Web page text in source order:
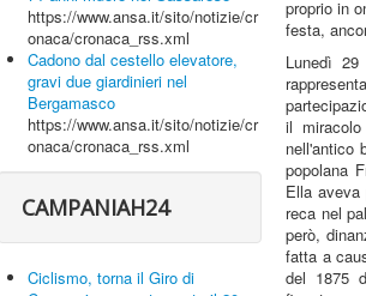
https://www.ansa.it/sito/notizie/cr
onaca/cronaca_rss.xml
Cadono dal cestello elevatore,
gravi due giardinieri nel
Bergamasco
https://www.ansa.it/sito/notizie/cr
onaca/cronaca_rss.xml
CAMPANIAH24
Ciclismo, torna il Giro di
proprio in
festa,
Lunedì
il
nell'antico
popolana
Ella aveva
reca nel
però,
fatta a
del 1875